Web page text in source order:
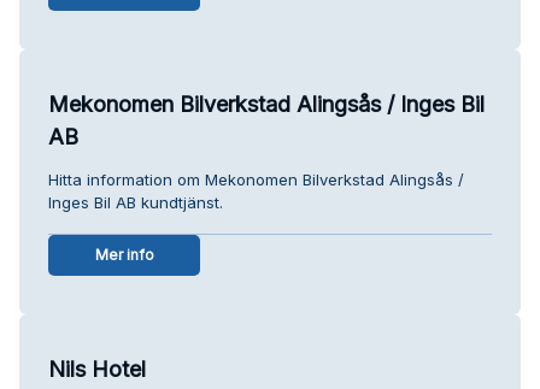
Mekonomen Bilverkstad Alingsås / Inges Bil
AB
Hitta information om Mekonomen Bilverkstad Alingsås /
Inges Bil AB kundtjänst.
Mer info
Nils Hotel